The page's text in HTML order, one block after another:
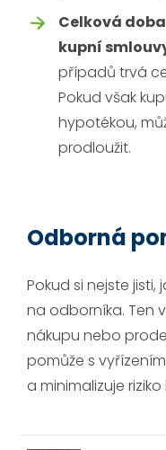
Celková
kupní
případů trvá
Pokud však
hypotékou,
prodloužit.
Odborná
Pokud si nejste
na odborníka. Ten
nákupu nebo
pomůže s
a minimalizuje